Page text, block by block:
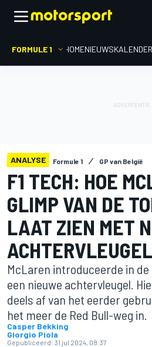
FORMULE 1 HOMENIEUWSKALENDER
ANALYSE Formule 1 GP van België
F1 TECH: HOE
GLIMP VAN DE
LAAT ZIEN MET
ACHTERVLEUGEL
McLaren introduceerde in de
een nieuwe achtervleugel.
deels af van het eerder
het meer de Red Bull-weg in.
Casper Bekking
Giorgio Piola
Gepubliceerd: 31 jul 2024, 08:37